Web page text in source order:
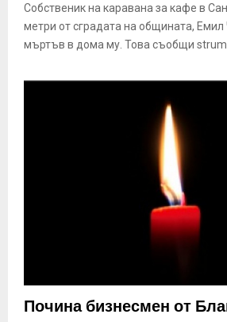
Собственик на каравана за кафе в
метри от сградата на общината,
мъртъв в дома му. Това съобщи
Почина бизнесмен от